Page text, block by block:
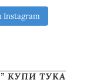
Instagram
КУПИ ТУКА